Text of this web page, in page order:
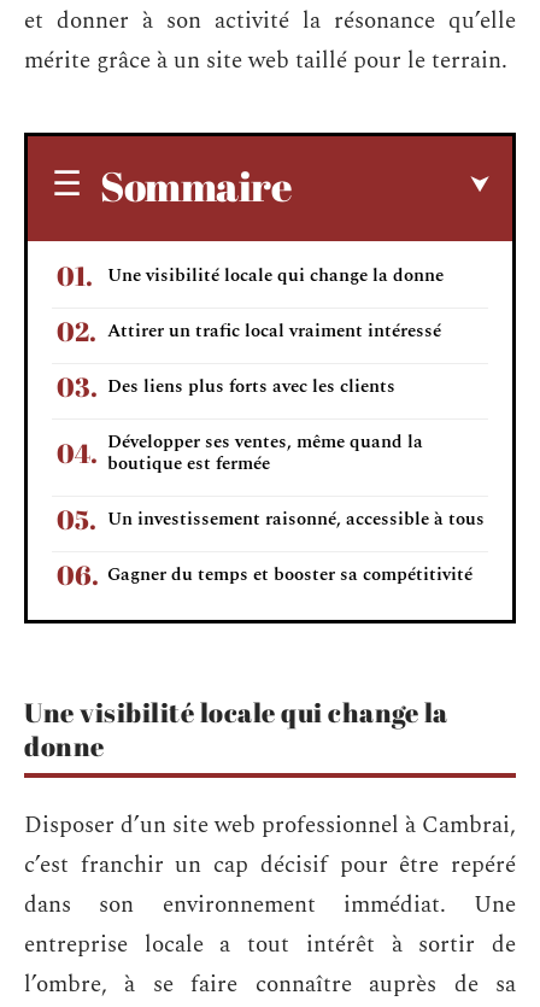
et donner à son activité la résonance qu’elle
mérite grâce à un site web taillé pour le terrain.
Sommaire
Une visibilité locale qui change la donne
Attirer un trafic local vraiment intéressé
Des liens plus forts avec les clients
Développer ses ventes, même quand la
boutique est fermée
Un investissement raisonné, accessible à tous
Gagner du temps et booster sa compétitivité
Une visibilité locale qui change la
donne
Disposer d’un site web professionnel à Cambrai,
c’est franchir un cap décisif pour être repéré
dans son environnement immédiat. Une
entreprise locale a tout intérêt à sortir de
l’ombre, à se faire connaître auprès de sa